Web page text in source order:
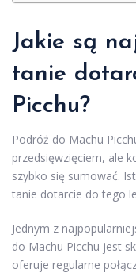
Jakie są
tanie
Picchu?
Podróż do Machu
przedsięwzięciem, ale
szybko się sumować.
tanie dotarcie do tego
Jednym z
do Machu Picchu jest
oferuje regularne